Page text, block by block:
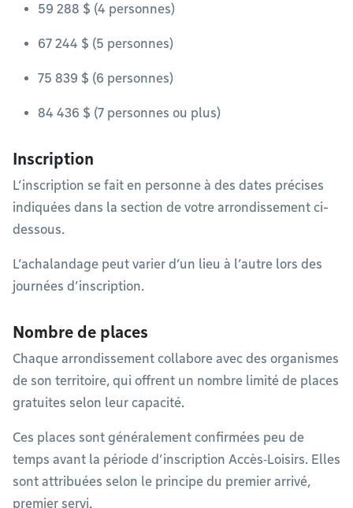
59 288 $ (4 personnes)
67 244 $ (5 personnes)
75 839 $ (6 personnes)
84 436 $ (7 personnes ou plus)
Inscription
L’inscription se fait en personne à des dates précises
indiquées dans la section de votre arrondissement ci-
dessous.
L’achalandage peut varier d’un lieu à l’autre lors des
journées d’inscription.
Nombre de places
Chaque arrondissement collabore avec des organismes
de son territoire, qui offrent un nombre limité de places
gratuites selon leur capacité.
Ces places sont généralement confirmées peu de
temps avant la période d’inscription Accès‑Loisirs. Elles
sont attribuées selon le principe du premier arrivé,
premier servi.